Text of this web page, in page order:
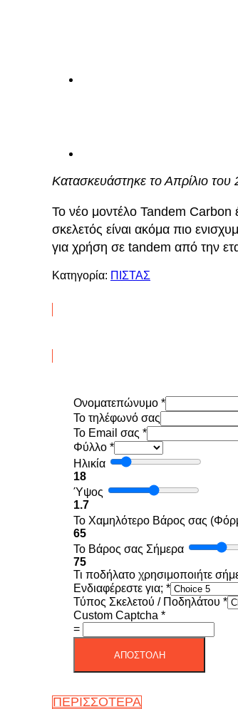
Κατασκευάστηκε το Απρίλιο του
Το νέο μοντέλο Tandem Carbon
σκελετός είναι ακόμα πιο
για χρήση σε tandem από την
Κατηγορία: ΠΙΣΤΑΣ
Ονοματεπώνυμο *
To τηλέφωνό σας
Το Email σας *
Φύλλο *
Ηλικία
18
Ύψος
1.7
Το Χαμηλότερο Βάρος σας
65
Το Βάρος σας Σήμερα
75
Τι ποδήλατο χρησιμοποιήτε
Ενδιαφέρεστε για; *
Τύπος Σκελετού / Ποδηλάτου *
Custom Captcha *
=
ΑΠΟΣΤΟΛΗ
ΠΕΡΙΣΣΟΤΕΡΑ